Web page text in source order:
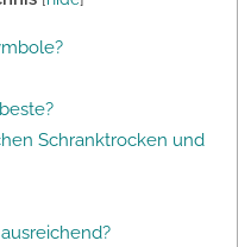
Schranktrocken und